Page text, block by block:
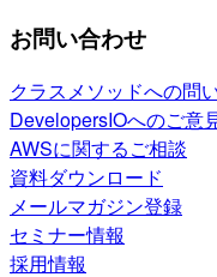
お問い合わせ
クラスメソッドへの問
DevelopersIOへのご意
AWSに関するご相談
資料ダウンロード
メールマガジン登録
セミナー情報
採用情報